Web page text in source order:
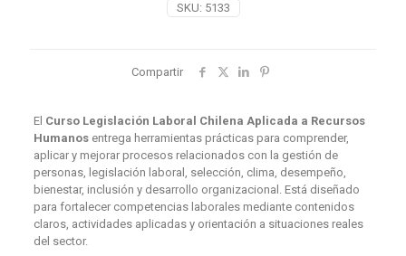
SKU: 5133
Compartir
El Curso Legislación Laboral Chilena Aplicada a Recursos
Humanosentrega herramientas prácticas para comprender,
aplicar y mejorar procesos relacionados con la gestión de
personas, legislación laboral, selección, clima, desempeño,
bienestar, inclusión y desarrollo organizacional. Está diseñado
para fortalecer competencias laborales mediante contenidos
claros, actividades aplicadas y orientación a situaciones reales
del sector.